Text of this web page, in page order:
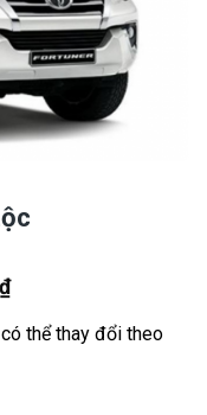
₫
thể thay đổi theo